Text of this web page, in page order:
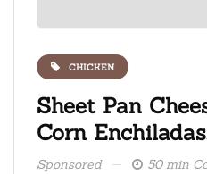
CHICKEN
Sheet Pan
Corn
Sponsored 50 min